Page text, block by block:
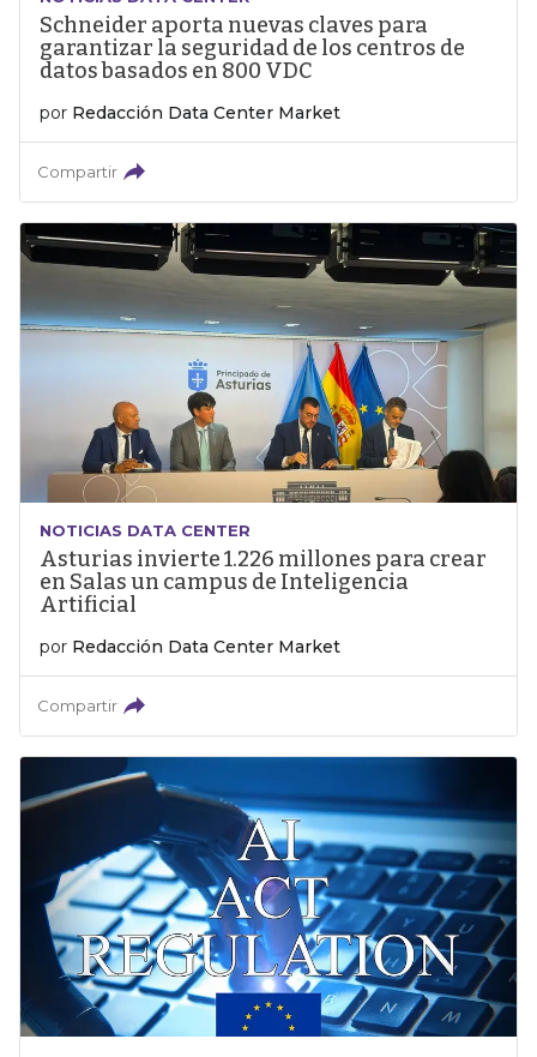
Schneider aporta nuevas claves para
garantizar la seguridad de los centros de
datos basados en 800 VDC
por Redacción Data Center Market
Compartir
NOTICIAS DATA CENTER
Asturias invierte 1.226 millones para crear
en Salas un campus de Inteligencia
Artificial
por Redacción Data Center Market
Compartir